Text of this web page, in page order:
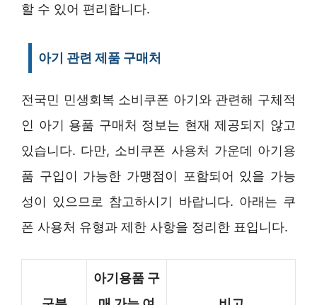
할 수 있어 편리합니다.
아기 관련 제품 구매처
전국민 민생회복 소비쿠폰 아기와 관련해 구체적
인 아기 용품 구매처 정보는 현재 제공되지 않고
있습니다. 다만, 소비쿠폰 사용처 가운데 아기용
품 구입이 가능한 가맹점이 포함되어 있을 가능
성이 있으므로 참고하시기 바랍니다. 아래는 쿠
폰 사용처 유형과 제한 사항을 정리한 표입니다.
아기용품 구